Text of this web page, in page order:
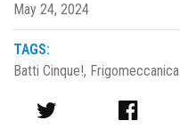
May 24, 2024
TAGS:
Batti Cinque!, Frigomeccanica